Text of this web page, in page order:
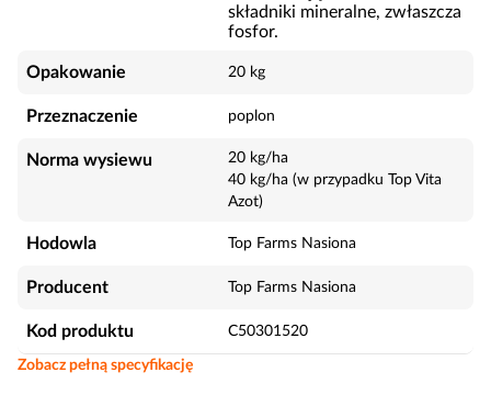
składniki mineralne, zwłaszcza
fosfor.
Opakowanie 20 kg
Przeznaczenie poplon
Norma wysiewu
20 kg/ha
40 kg/ha (w przypadku Top Vita
Azot)
Hodowla Top Farms Nasiona
Producent Top Farms Nasiona
Kod produktu C50301520
Zobacz pełną specyfikację